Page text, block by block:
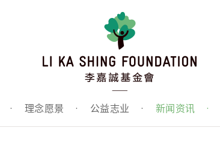
· 理念愿景 · 公益志业 · 新闻资讯 ·